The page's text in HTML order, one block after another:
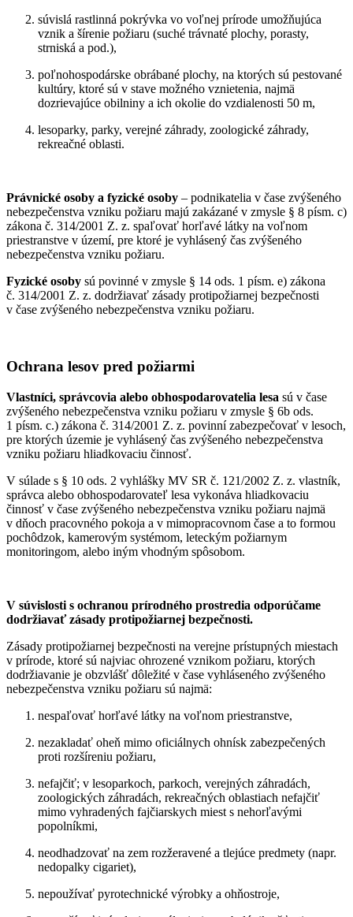
súvislá rastlinná pokrývka vo voľnej prírode umožňujúca
vznik a šírenie požiaru (suché trávnaté plochy, porasty,
strniská a pod.),
poľnohospodárske obrábané plochy, na ktorých sú pestované
kultúry, ktoré sú v stave možného vznietenia, najmä
dozrievajúce obilniny a ich okolie do vzdialenosti 50 m,
lesoparky, parky, verejné záhrady, zoologické záhrady,
rekreačné oblasti.
Právnické osoby a fyzické osoby – podnikatelia v čase zvýšeného
nebezpečenstva vzniku požiaru majú zakázané v zmysle § 8 písm. c)
zákona č. 314/2001 Z. z. spaľovať horľavé látky na voľnom
priestranstve v území, pre ktoré je vyhlásený čas zvýšeného
nebezpečenstva vzniku požiaru.
Fyzické osoby sú povinné v zmysle § 14 ods. 1 písm. e) zákona
č. 314/2001 Z. z. dodržiavať zásady protipožiarnej bezpečnosti
v čase zvýšeného nebezpečenstva vzniku požiaru.
Ochrana lesov pred požiarmi
Vlastníci, správcovia alebo obhospodarovatelia lesa sú v čase
zvýšeného nebezpečenstva vzniku požiaru v zmysle § 6b ods.
1 písm. c.) zákona č. 314/2001 Z. z. povinní zabezpečovať v lesoch,
pre ktorých územie je vyhlásený čas zvýšeného nebezpečenstva
vzniku požiaru hliadkovaciu činnosť.
V súlade s § 10 ods. 2 vyhlášky MV SR č. 121/2002 Z. z. vlastník,
správca alebo obhospodarovateľ lesa vykonáva hliadkovaciu
činnosť v čase zvýšeného nebezpečenstva vzniku požiaru najmä
v dňoch pracovného pokoja a v mimopracovnom čase a to formou
pochôdzok, kamerovým systémom, leteckým požiarnym
monitoringom, alebo iným vhodným spôsobom.
V súvislosti s ochranou prírodného prostredia odporúčame
dodržiavať zásady protipožiarnej bezpečnosti.
Zásady protipožiarnej bezpečnosti na verejne prístupných miestach
v prírode, ktoré sú najviac ohrozené vznikom požiaru, ktorých
dodržiavanie je obzvlášť dôležité v čase vyhláseného zvýšeného
nebezpečenstva vzniku požiaru sú najmä:
nespaľovať horľavé látky na voľnom priestranstve,
nezakladať oheň mimo oficiálnych ohnísk zabezpečených
proti rozšíreniu požiaru,
nefajčiť; v lesoparkoch, parkoch, verejných záhradách,
zoologických záhradách, rekreačných oblastiach nefajčiť
mimo vyhradených fajčiarskych miest s nehorľavými
popolníkmi,
neodhadzovať na zem rozžeravené a tlejúce predmety (napr.
nedopalky cigariet),
nepoužívať pyrotechnické výrobky a ohňostroje,